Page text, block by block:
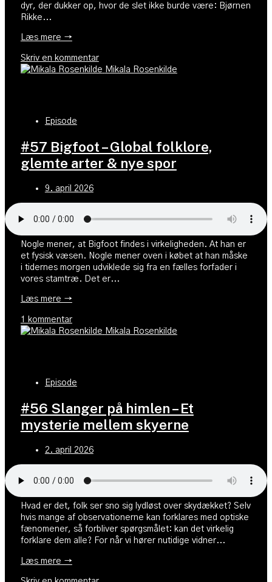
dyr, der dukker op, hvor de slet ikke burde være: Bjørnen
Rikke...
Læs mere →
Skriv en kommentar
Mikala Rosenkilde
Episode
#57 Bigfoot – Global folklore,
glemte arter & nye spor
9. april 2026
Nogle mener, at Bigfoot findes i virkeligheden. At han er
et fysisk væsen. Nogle mener oven i købet at han måske
i tidernes morgen udviklede sig fra en fælles forfader i
vores stamtræ. Det er...
Læs mere →
1 kommentar
Mikala Rosenkilde
Episode
#56 Slanger på himlen – Et
mysterie mellem skyerne
2. april 2026
Hvad er det, folk ser sno sig lydløst over skydækket? Selv
hvis mange af observationerne kan forklares med optiske
fænomener, så forbliver spørgsmålet: kan det virkelig
forklare dem alle? For når vi hører nutidige vidner...
Læs mere →